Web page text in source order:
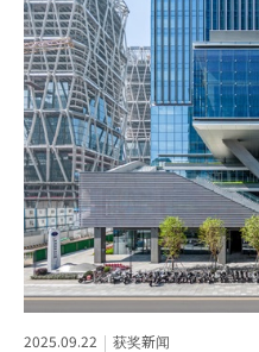
2025.09.22 获奖新闻